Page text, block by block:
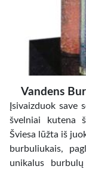
Vandens
Įsivaizduok save
švelniai kutena
Šviesa lūžta iš
burbuliukais,
unikalus